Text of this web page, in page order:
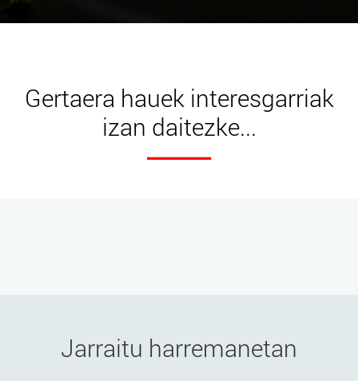
Gertaera hauek interesgarriak
izan daitezke...
Jarraitu harremanetan